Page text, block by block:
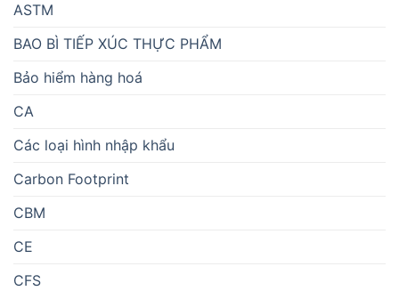
ASTM
BAO BÌ TIẾP XÚC THỰC PHẨM
Bảo hiểm hàng hoá
CA
Các loại hình nhập khẩu
Carbon Footprint
CBM
CE
CFS